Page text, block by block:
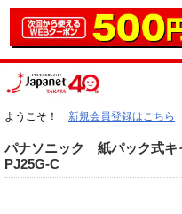
ようこそ！ 新規会員登録はこちら
パナソニック 紙パック式
PJ25G-C